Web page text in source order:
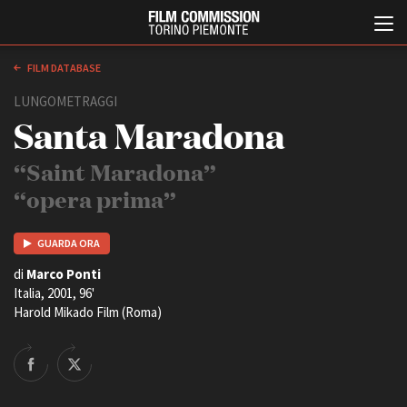
ABOUT
Chi siamo
Contatti
La sede
FILM DATABASE
LUNGOMETRAGGI
Santa Maradona
“Saint Maradona”
“opera prima”
GUARDA ORA
di Marco Ponti
Italia, 2001, 96'
Harold Mikado Film (Roma)